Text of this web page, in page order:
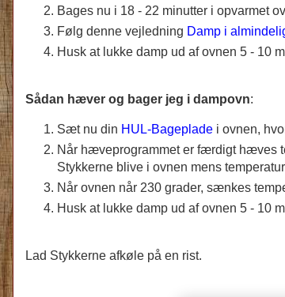
Bages nu i 18 - 22 minutter i opvarmet
Følg denne vejledning Damp i
Husk at lukke damp ud af ovnen 5 - 10
Sådan hæver og bager jeg i dampovn:
Sæt nu din HUL-Bageplade i ovnen,
Når hæveprogrammet er færdigt hæves
Stykkerne blive i ovnen mens
Når ovnen når 230 grader, sænkes
Husk at lukke damp ud af ovnen 5 - 10
Lad Stykkerne afkøle på en rist.